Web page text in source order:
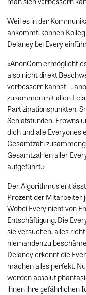
Weil es in der
ankommt, können
Delaney bei Every
«AnonCom ermöglicht
also nicht direkt
verbessern kannst –,
zusammen mit allen
Partizipationspunkten,
Schlafstunden, Frowns
dich und alle Everyones
Gesamtzahl
Gesamtzahlen aller
aufgeführt.»
Der Algorithmus
Prozent der Mitarbeiter
Wobei Every nicht von
Entschäftigung. Die
sie versuchen, alles
niemanden zu
Delaney erkennt die
machen alles perfekt.
werden absolut
ihnen ihre gefährlichen